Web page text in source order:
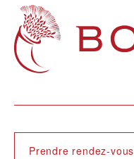
Navigation principale
Prendre rendez-vous